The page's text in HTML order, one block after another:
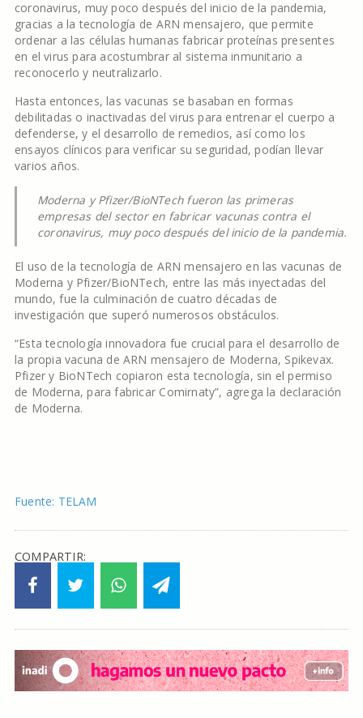
coronavirus, muy poco después del inicio de la pandemia,
gracias a la tecnología de ARN mensajero, que permite
ordenar a las células humanas fabricar proteínas presentes
en el virus para acostumbrar al sistema inmunitario a
reconocerlo y neutralizarlo.
Hasta entonces, las vacunas se basaban en formas
debilitadas o inactivadas del virus para entrenar el cuerpo a
defenderse, y el desarrollo de remedios, así como los
ensayos clínicos para verificar su seguridad, podían llevar
varios años.
Moderna y Pfizer/BioNTech fueron las primeras
empresas del sector en fabricar vacunas contra el
coronavirus, muy poco después del inicio de la pandemia.
El uso de la tecnología de ARN mensajero en las vacunas de
Moderna y Pfizer/BioNTech, entre las más inyectadas del
mundo, fue la culminación de cuatro décadas de
investigación que superó numerosos obstáculos.
“Esta tecnología innovadora fue crucial para el desarrollo de
la propia vacuna de ARN mensajero de Moderna, Spikevax.
Pfizer y BioNTech copiaron esta tecnología, sin el permiso
de Moderna, para fabricar Comirnaty”, agrega la declaración
de Moderna.
Fuente: TELAM
COMPARTIR: